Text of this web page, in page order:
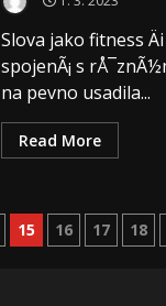
Slova jako fitness
spojenÃ¡ s
na pevno usadila...
Read More
15 16 17 18